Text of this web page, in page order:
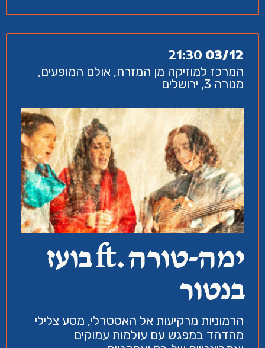
03/12
21:30
המרכז למוזיקה מן המזרח, אולם המופעים,
מנורה 3, ירושלים
ימה-טורה .ft בועז
בנטור
הרמוניות מרקיעות אל האסטרלי, מסע צלילי
מהדהד במפגש עם עולמות עמוקים